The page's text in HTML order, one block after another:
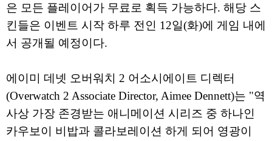
은 모든 플레이어가 무료로 획득 가능하다. 해당 스
킨들은 이벤트 시작 하루 전인 12일(화)에 게임 내에
서 공개될 예정이다.
에이미 데넷 오버워치 2 어소시에이트 디렉터
(Overwatch 2 Associate Director, Aimee Dennett)는 "역
사상 가장 존경받는 애니메이션 시리즈 중 하나인
카우보이 비밥과 콜라보레이션 하게 되어 영광이